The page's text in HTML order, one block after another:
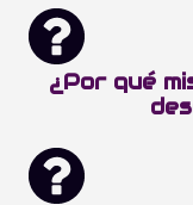
¿Por qué